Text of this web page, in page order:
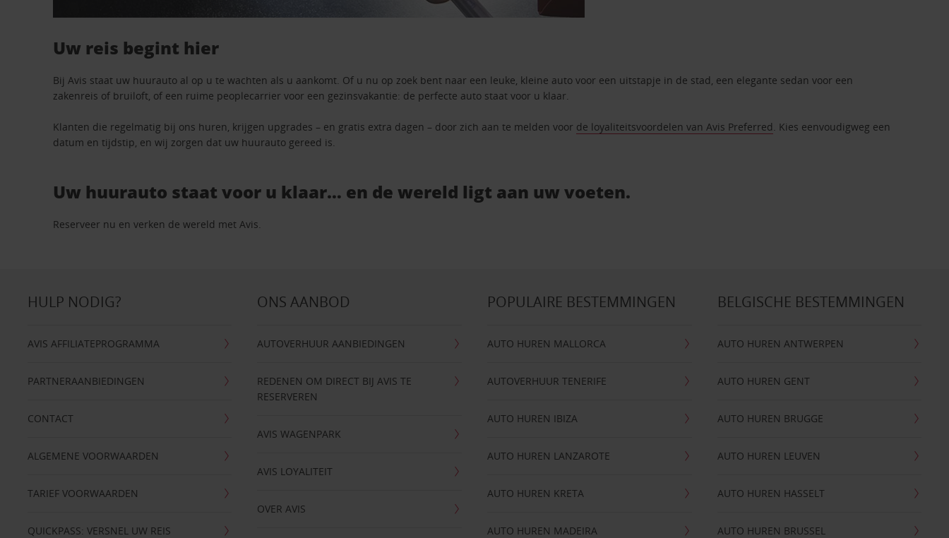
Uw reis begint hier
Bij Avis staat uw huurauto al op u te wachten als u aankomt. Of u nu op zoek bent naar een leuke, kleine auto voor een uitstapje in de stad, een elegante sedan voor een
zakenreis of bruiloft, of een ruime peoplecarrier voor een gezinsvakantie: de perfecte auto staat voor u klaar.
Klanten die regelmatig bij ons huren, krijgen upgrades – en gratis extra dagen – door zich aan te melden voor de loyaliteitsvoordelen van Avis Preferred. Kies eenvoudigweg een
datum en tijdstip, en wij zorgen dat uw huurauto gereed is.
Uw huurauto staat voor u klaar… en de wereld ligt aan uw voeten.
Reserveer nu en verken de wereld met Avis.
HULP NODIG?
AVIS AFFILIATEPROGRAMMA
PARTNERAANBIEDINGEN
CONTACT
ALGEMENE VOORWAARDEN
TARIEF VOORWAARDEN
QUICKPASS: VERSNEL UW REIS
ONS AANBOD
AUTOVERHUUR AANBIEDINGEN
REDENEN OM DIRECT BIJ AVIS TE
RESERVEREN
AVIS WAGENPARK
AVIS LOYALITEIT
OVER AVIS
POPULAIRE BESTEMMINGEN
AUTO HUREN MALLORCA
AUTOVERHUUR TENERIFE
AUTO HUREN IBIZA
AUTO HUREN LANZAROTE
AUTO HUREN KRETA
AUTO HUREN MADEIRA
BELGISCHE BESTEMMINGEN
AUTO HUREN ANTWERPEN
AUTO HUREN GENT
AUTO HUREN BRUGGE
AUTO HUREN LEUVEN
AUTO HUREN HASSELT
AUTO HUREN BRUSSEL